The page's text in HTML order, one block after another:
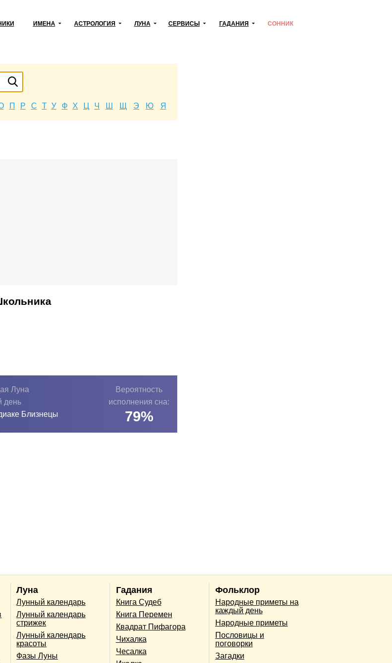
ИМЕНА АСТРОЛОГИЯ ЛУНА СЕРВИСЫ ГАДАНИЯ СОННИК
П Р С Т У Ф Х Ц Ч Ш Щ Э Ю Я
Луна
день
Близнецы
Вероятность
исполнения сна:
79%
Луна
Лунный календарь
Лунный календарь
стрижек
Лунный календарь
красоты
Фазы Луны
Гадания
Книга Судеб
Книга Перемен
Квадрат Пифагора
Чихалка
Чесалка
Фольклор
Народные приметы на
каждый день
Народные приметы
Пословицы и
поговорки
Загадки